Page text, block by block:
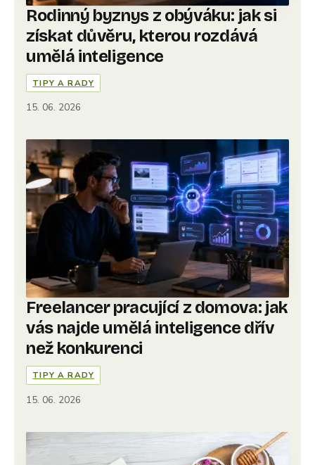
Rodinný byznys z obýváku: jak si
získat důvěru, kterou rozdává
umělá inteligence
TIPY A RADY
15. 06. 2026
Freelancer pracující z domova: jak
vás najde umělá inteligence dřív
než konkurenci
TIPY A RADY
15. 06. 2026